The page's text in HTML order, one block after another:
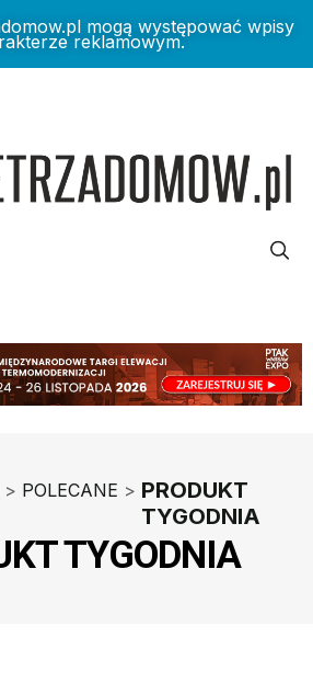
mogą występować wpisy
reklamowym.
> POLECANE > PRODUKT
TYGODNIA
TYGODNIA